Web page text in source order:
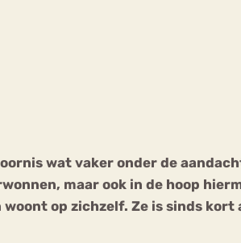
wat vaker onder de
maar ook in de hoop
op zichzelf. Ze is sinds